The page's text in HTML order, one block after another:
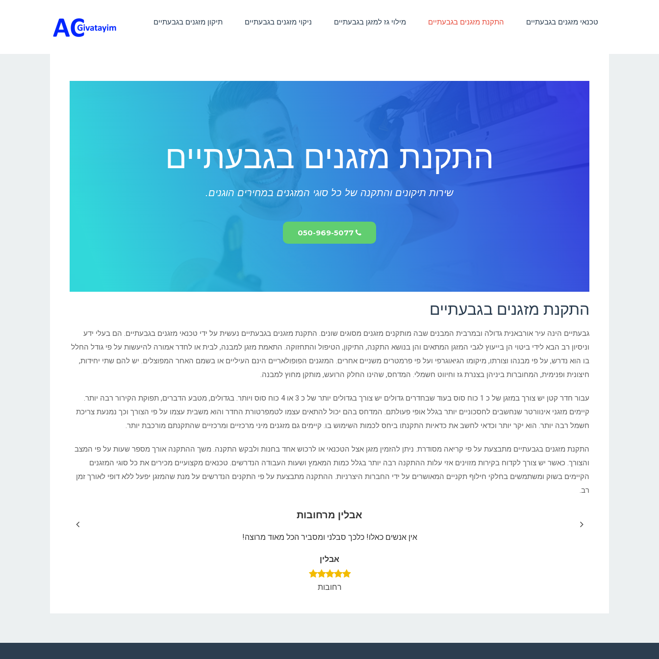
טכנאי מזגנים בגבעתיים התקנת מזגנים בגבעתיים מילוי גז למזגן בגבעתיים ניקוי מזגנים בגבעתיים תיקון מזגנים בגבעתיים
התקנת מזגנים בגבעתיים
שירות תיקונים והתקנה של כל סוגי המזגנים במחירים הוגנים.
050-969-5077
התקנת מזגנים בגבעתיים
גבעתיים הינה עיר אורבאנית גדולה ובמרבית המבנים שבה מותקנים מזגנים מסוגים שונים. התקנת מזגנים בגבעתיים נעשית על ידי טכנאי מזגנים בגבעתיים. הם בעלי ידע
וניסיון רב הבא לידי ביטוי הן בייעוץ לגבי המזגן המתאים והן בנושא התקנה, התיקון, הטיפול והתחזוקה. התאמת מזגן למבנה, לבית או לחדר אמורה להיעשות על פי גודל החלל
בו הוא נדרש, על פי מבנהו וצורתו, מיקומו הגיאוגרפי ועל פי פרמטרים משניים אחרים. המזגנים הפופולאריים הינם העיליים או בשמם האחר המפוצלים. יש להם שתי יחידות,
חיצונית ופנימית, המחוברות ביניהן בצנרת גז וחיווט חשמלי. המדחס, שהינו החלק הרועש, מותקן מחוץ למבנה.
עבור חדר קטן יש צורך במזגן של כ 1 כוח סוס בעוד שבחדרים גדולים יש צורך בגדולים יותר של כ 3 או 4 כוח סוס ויותר. בגדולים, מטבע הדברים, תפוקת הקירור רבה יותר.
קיימים מזגני אינוורטר שנחשבים לחסכוניים יותר בגלל אופי פעולתם. המדחס בהם יכול להתאים עצמו לטמפרטורת החדר והוא משבית עצמו על פי הצורך וכך נמנעת צריכת
חשמל רבה יותר. הוא יקר יותר וכדאי לחשב את כדאיות התקנתו ביחס לכמות השימוש בו. קיימים גם מזגנים מיני מרכזיים ומרכזיים שהתקנתם מורכבת יותר.
התקנת מזגנים בגבעתיים מתבצעת על פי קריאה מסודרת. ניתן להזמין מזגן אצל הטכנאי או לרכוש אחד בחנות ולבקש התקנה. משך ההתקנה אורך מספר שעות על פי המצב
והצורך. כאשר יש צורך לקדוח בקירות מזוינים אזי עלות ההתקנה רבה יותר בגלל כמות המאמץ ושעות העבודה הנדרשים. טכנאים מקצועיים מכירים את כל סוגי המזגנים
הקיימים בשוק ומשתמשים בחלקי חילוף תקניים המאושרים על ידי החברות היצרניות. ההתקנה מתבצעת על פי התקנים הנדרשים על מנת שהמזגן יפעל ללא דופי לאורך זמן
רב.
אבלין מרחובות
אין אנשים כאלו! כלכך סבלני ומסביר הכל מאוד מרוצה!
אבלין
רחובות